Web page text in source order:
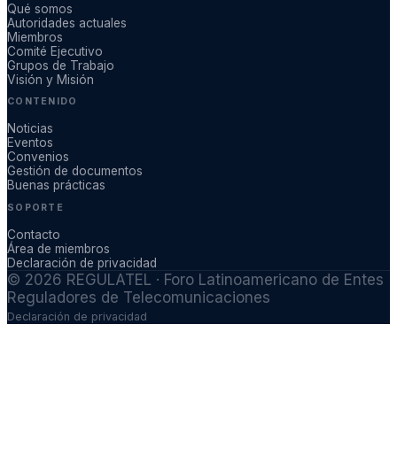
Qué somos
Autoridades actuales
Miembros
Comité Ejecutivo
Grupos de Trabajo
Visión y Misión
CONTENIDO
Noticias
Eventos
Convenios
Gestión de documentos
Buenas prácticas
SOPORTE
Contacto
Área de miembros
Declaración de privacidad
© 2026 REGULATEL · Foro Latinoamericano de Entes
Reguladores de Telecomunicaciones
Declaración de privacidad